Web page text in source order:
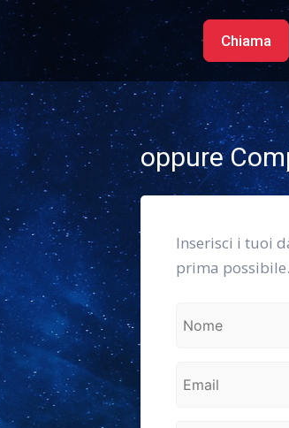
Chiama
oppure
Inserisci i tuoi
prima possibile.